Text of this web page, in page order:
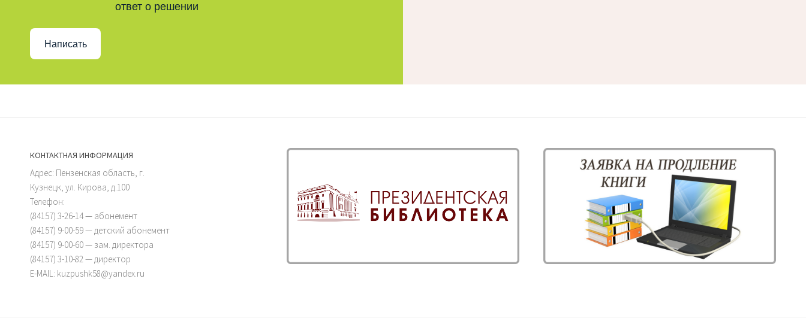
ответ о решении
Написать
КОНТАКТНАЯ ИНФОРМАЦИЯ
Адрес: Пензенская область, г.
Кузнецк, ул. Кирова, д.100
Телефон:
(84157) 3-26-14 — абонемент
(84157) 9-00-59 — детский абонемент
(84157) 9-00-60 — зам. директора
(84157) 3-10-82 — директор
E-MAIL: kuzpushk58@yandex.ru